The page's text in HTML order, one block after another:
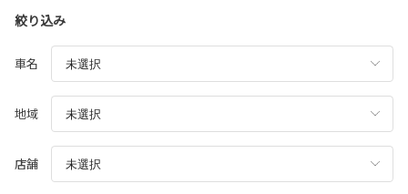
絞り込み
車名
地域
店舗